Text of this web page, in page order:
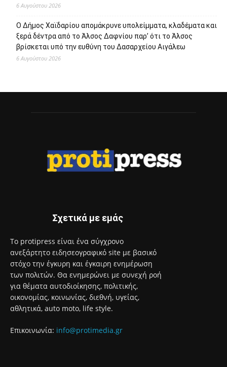
6 Αυγούστου 2026
Ο Δήμος Χαϊδαρίου απομάκρυνε υπολείμματα, κλαδέματα και
ξερά δέντρα από το Άλσος Δαφνίου παρ’ ότι το Άλσος
βρίσκεται υπό την ευθύνη του Δασαρχείου Αιγάλεω
6 Αυγούστου 2026
Σχετικά με εμάς
Το protipress είναι ένα σύγχρονο
ανεξάρτητο ειδησεογραφικό site με βασικό
στόχο την έγκυρη και έγκαιρη ενημέρωση
των πολιτών. Θα ενημερώνει με συνεχή ροή
για θέματα αυτοδιοίκησης, πολιτικής,
οικονομίας, κοινωνίας, διεθνή, υγείας,
αθλητικά, auto moto, life style.
Επικοινωνία: info@protimedia.gr